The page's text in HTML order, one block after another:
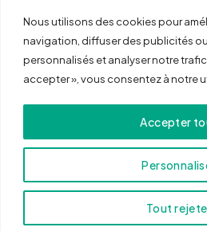
Nous utilisons des cookies pour
navigation, diffuser des publicités
personnalisés et analyser notre
accepter », vous consentez à notre
Tout
Accepter
Coworking
Formations
© 2026 Cocktail Numérique -